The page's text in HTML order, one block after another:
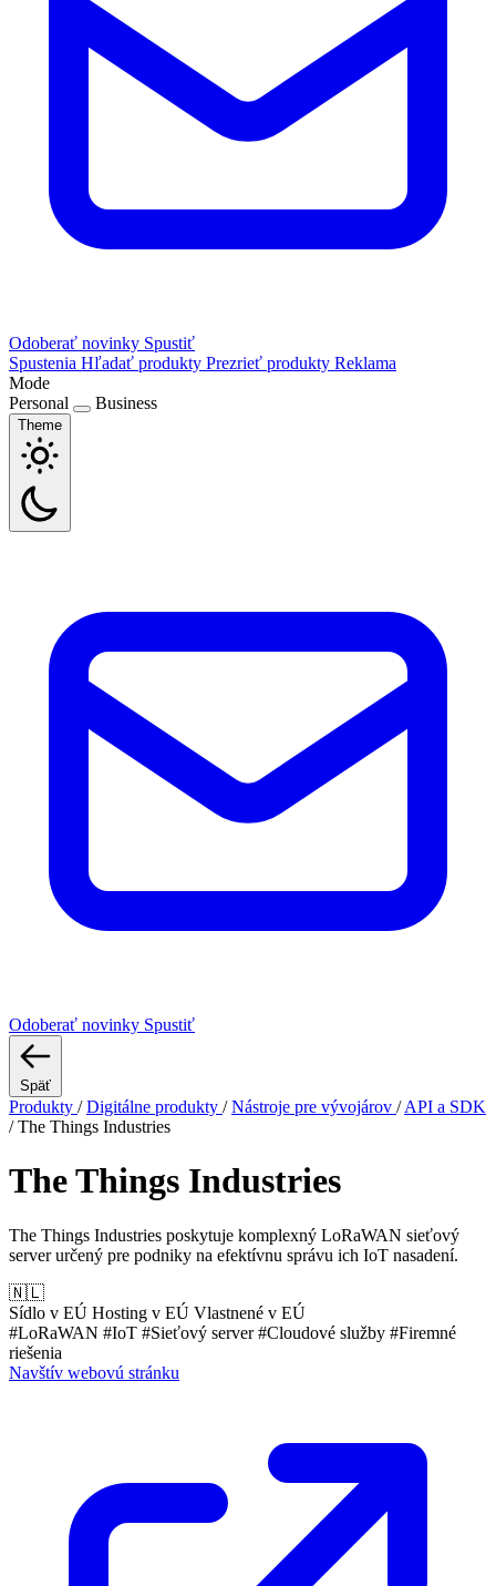
Odoberať novinky Spustiť
Spustenia Hľadať produkty Prezrieť produkty Reklama
Mode
Personal
Business
Theme
Odoberať novinky Spustiť
Späť
Produkty / Digitálne produkty / Nástroje pre vývojárov / API a SDK
/ The Things Industries
The Things Industries
The Things Industries poskytuje komplexný LoRaWAN sieťový
server určený pre podniky na efektívnu správu ich IoT nasadení.
🇳🇱
Sídlo v EÚ Hosting v EÚ Vlastnené v EÚ
#LoRaWAN #IoT #Sieťový server#Cloudové služby #Firemné
riešenia
Navštív webovú stránku